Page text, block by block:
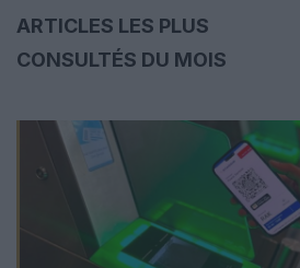
ARTICLES LES PLUS
CONSULTÉS DU MOIS